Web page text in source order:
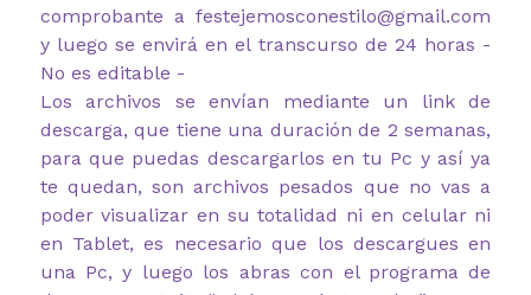
comprobante a festejemosconestilo@gmail.com
y luego se envirá en el transcurso de 24 horas -
No es editable -
Los archivos se envían mediante un link de
descarga, que tiene una duración de 2 semanas,
para que puedas descargarlos en tu Pc y así ya
te quedan, son archivos pesados que no vas a
poder visualizar en su totalidad ni en celular ni
en Tablet, es necesario que los descargues en
una Pc, y luego los abras con el programa de